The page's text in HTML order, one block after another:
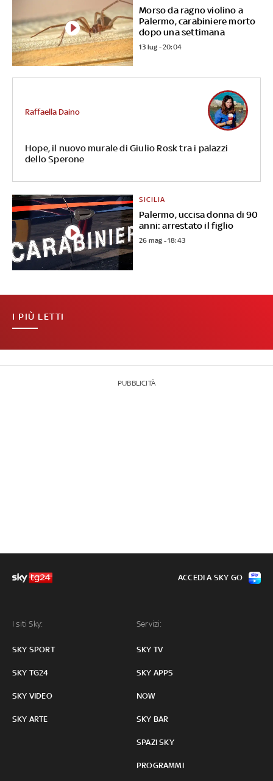
Morso da ragno violino a
Palermo, carabiniere morto
dopo una settimana
13 lug - 20:04
Hope, il nuovo murale di Giulio Rosk tra i palazzi
dello Sperone
Raffaella Daino
Palermo, uccisa donna di 90
anni: arrestato il figlio
SICILIA
26 mag - 18:43
I PIÙ LETTI
PUBBLICITÀ
I siti Sky:
SKY SPORT
SKY TG24
SKY VIDEO
SKY ARTE
Servizi:
SKY TV
SKY APPS
NOW
SKY BAR
SPAZI SKY
PROGRAMMI
ACCEDI A SKY GO